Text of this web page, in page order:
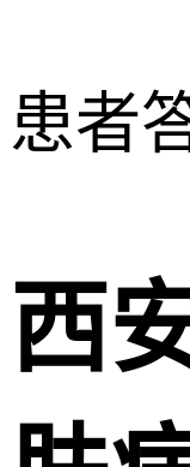
患者
西